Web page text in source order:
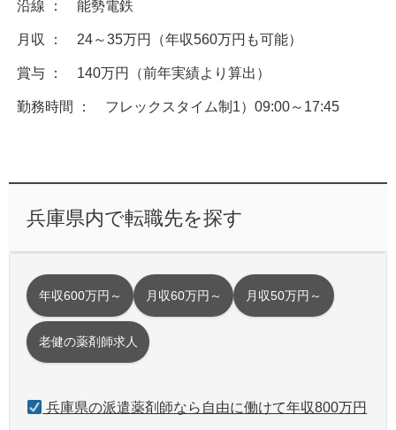
沿線 ： 能勢電鉄
月収 ： 24～35万円（年収560万円も可能）
賞与 ： 140万円（前年実績より算出）
勤務時間 ： フレックスタイム制1）09:00～17:45
兵庫県内で転職先を探す
年収600万円～ 月収60万円～ 月収50万円～
老健の薬剤師求人
兵庫県の派遣薬剤師なら自由に働けて年収800万円